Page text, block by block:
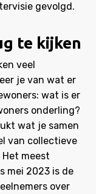
gevolgd.
te kijken
veel
je van wat er
wat is er
onderling?
wat je samen
van collectieve
meest
mei 2023 is de
over